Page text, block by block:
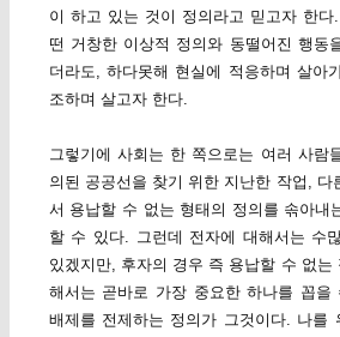
이 하고 있는 것이 정의라고 믿고자 한
떤 거창한 이상적 정의와 동떨어진 행동
더라도, 하다못해 현실에 적응하며 살아
조하며 살고자 한다.
그렇기에 사회는 한 쪽으로는 여러 사람
의된 공공선을 찾기 위한 지난한 작업, 다
서 용납할 수 없는 형태의 정의를 솎아내
할 수 있다. 그런데 전자에 대해서는 수
있겠지만, 후자의 경우 즉 용납할 수 없는
해서는 곧바로 가장 중요한 하나를 꼽을
배제를 전제하는 정의가 그것이다. 나를